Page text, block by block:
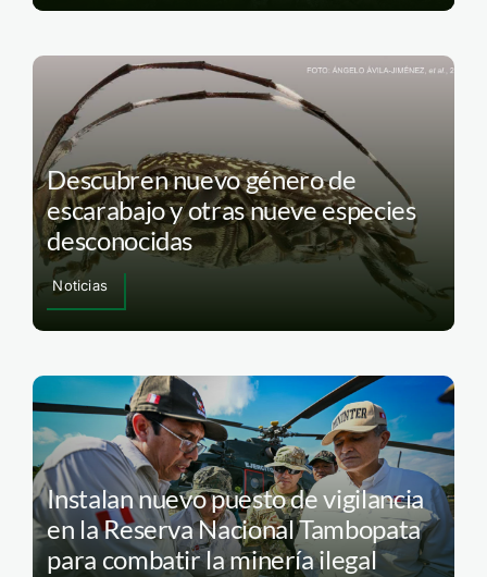
Descubren nuevo género de
escarabajo y otras nueve especies
desconocidas
Noticias
Instalan nuevo puesto de vigilancia
en la Reserva Nacional Tambopata
para combatir la minería ilegal